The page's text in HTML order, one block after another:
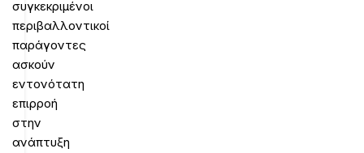
συγκεκριμένοι
περιβαλλοντικοί
παράγοντες
ασκούν
εντονότατη
επιρροή
στην
ανάπτυξη